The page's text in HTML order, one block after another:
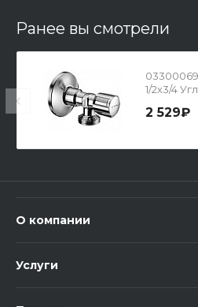
Ранее вы смотрели
1/2х3/4
2 529₽
О компании
Услуги